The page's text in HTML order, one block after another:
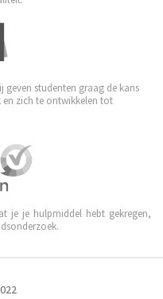
geven studenten graag de kans
en zich te ontwikkelen tot
je je hulpmiddel hebt gekregen,